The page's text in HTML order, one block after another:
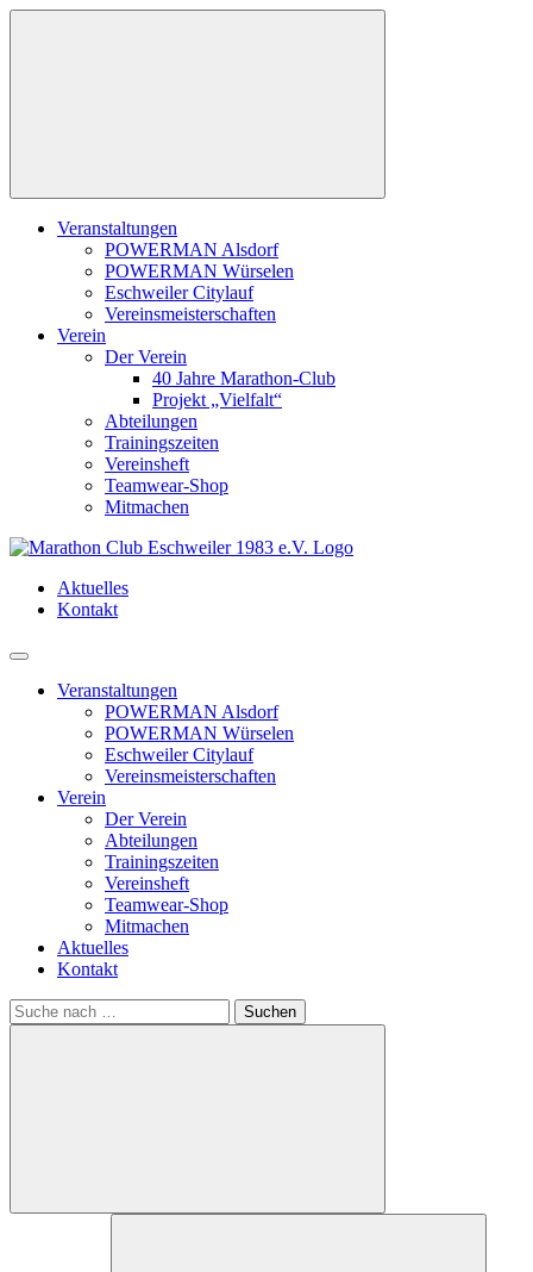
Zum
Veranstaltungen
POWERMAN Alsdorf
POWERMAN Würselen
Eschweiler Citylauf
Vereinsmeisterschaften
Verein
Der Verein
40 Jahre Marathon-Club
Projekt „Vielfalt“
Abteilungen
Trainingszeiten
Vereinsheft
Teamwear-Shop
Mitmachen
Aktuelles
Kontakt
Menü
Veranstaltungen
POWERMAN Alsdorf
POWERMAN Würselen
Eschweiler Citylauf
Vereinsmeisterschaften
Verein
Der Verein
Abteilungen
Trainingszeiten
Vereinsheft
Teamwear-Shop
Mitmachen
Aktuelles
Kontakt
Search
for: